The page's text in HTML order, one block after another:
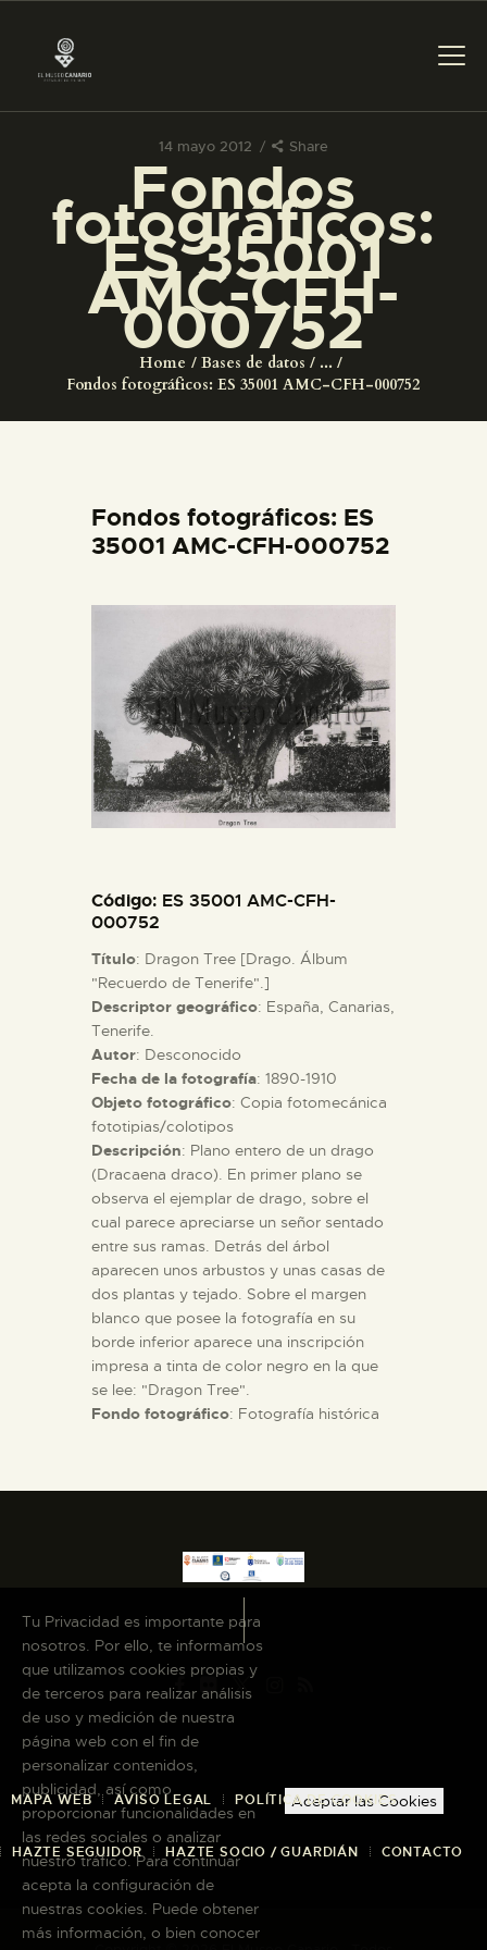
14 mayo 2012 Share
Fondos
fotográficos:
ES 35001
AMC-CFH-
000752
Home Bases de datos
...
Fondos fotográficos: ES 35001 AMC-CFH-000752
PREPARAR LA VISITA
ACTIVIDADES
█
EL MUSEO
DIDÁCTICA
PREPARAR LA VISITA
ACTIVIDADES
█
EL MUSEO
COLECCIONES
DIDÁCTICA
ESPAÑOL
Fondos fotográficos: ES
35001 AMC-CFH-000752
Código: ES 35001 AMC-CFH-
000752
Título: Dragon Tree [Drago. Álbum
"Recuerdo de Tenerife".]
Descriptor geográfico: España, Canarias,
Tenerife.
Autor: Desconocido
Fecha de la fotografía: 1890-1910
Objeto fotográfico: Copia fotomecánica
fototipias/colotipos
Descripción: Plano entero de un drago
(Dracaena draco). En primer plano se
observa el ejemplar de drago, sobre el
cual parece apreciarse un señor sentado
entre sus ramas. Detrás del árbol
aparecen unos arbustos y unas casas de
dos plantas y tejado. Sobre el margen
blanco que posee la fotografía en su
borde inferior aparece una inscripción
impresa a tinta de color negro en la que
se lee: "Dragon Tree".
Fondo fotográfico: Fotografía histórica
MAPA WEB AVISO LEGAL POLÍTICA DE COOKIES
HAZTE SEGUIDOR HAZTE SOCIO / GUARDIÁN CONTACTO
Tu Privacidad es importante para
nosotros. Por ello, te informamos
que utilizamos cookies propias y
de terceros para realizar análisis
de uso y medición de nuestra
página web con el fin de
personalizar contenidos,
publicidad, así como
proporcionar funcionalidades en
las redes sociales o analizar
nuestro tráfico. Para continuar
acepta la configuración de
nuestras cookies. Puede obtener
más información, o bien conocer
Aceptar las Cookies